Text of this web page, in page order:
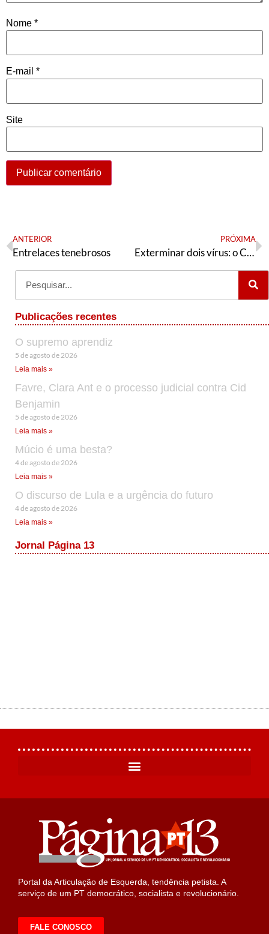
Nome *
E-mail *
Site
ANTERIOR
Entrelaces tenebrosos
PRÓXIMA
Exterminar dois vírus: o COVID-19 e o neoliberal!
Publicações recentes
O supremo aprendiz
5 de agosto de 2026
Leia mais »
Favre, Clara Ant e o processo judicial contra Cid
Benjamin
5 de agosto de 2026
Leia mais »
Múcio é uma besta?
4 de agosto de 2026
Leia mais »
O discurso de Lula e a urgência do futuro
4 de agosto de 2026
Leia mais »
Jornal Página 13
Portal da Articulação de Esquerda, tendência petista. A
serviço de um PT democrático, socialista e revolucionário.
FALE CONOSCO